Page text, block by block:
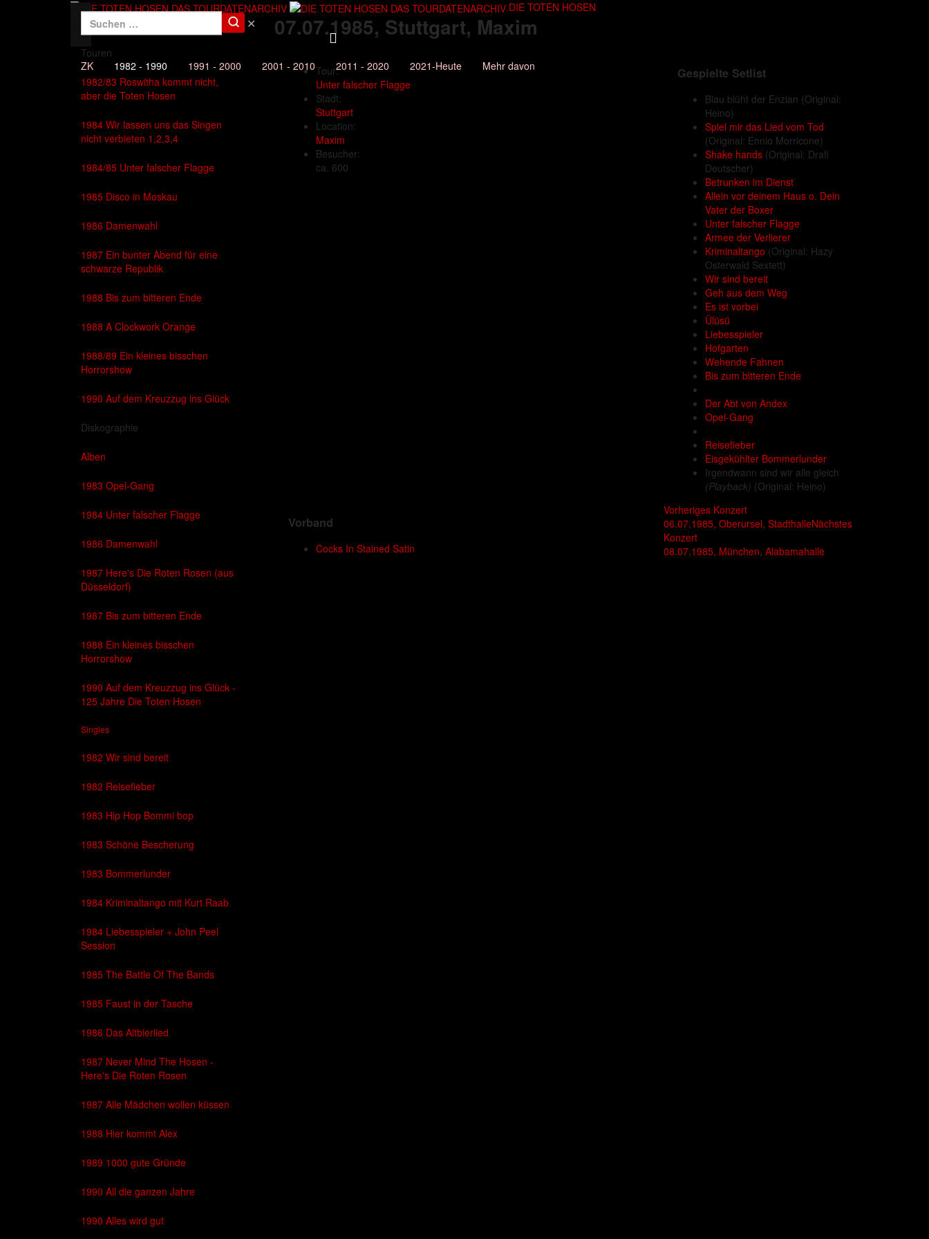
DIE TOTEN HOSEN
DAS TOURDATENARCHIV
✕
ZK 1982 - 1990 1991 - 2000 2001 - 2010 2011 - 2020 2021-Heute Mehr davon
07.07.1985, Stuttgart, Maxim
Tour:
Unter falscher Flagge
Stadt:
Stuttgart
Location:
Maxim
Besucher:
ca. 600
Gespielte Setlist
Blau blüht der Enzian (Original:
Heino)
Spiel mir das Lied vom Tod
(Original: Ennio Morricone)
Shake hands (Original: Drafi
Deutscher)
Betrunken im Dienst
Allein vor deinem Haus o. Dein
Vater der Boxer
Unter falscher Flagge
Armee der Verlierer
Kriminaltango (Original: Hazy
Osterwald Sextett)
Wir sind bereit
Geh aus dem Weg
Es ist vorbei
Ülüsü
Liebesspieler
Hofgarten
Wehende Fahnen
Bis zum bitteren Ende
Der Abt von Andex
Opel-Gang
Reisefieber
Eisgekühlter Bommerlunder
Irgendwann sind wir alle gleich
(Playback) (Original: Heino)
Vorband
Cocks In Stained Satin
Vorheriges Konzert
06.07.1985, Oberursel, StadthalleNächstes
Konzert
08.07.1985, München, Alabamahalle
Die Toten Hosen - 1982-1990
Touren
1982/83 Roswitha kommt nicht,
aber die Toten Hosen
1984 Wir lassen uns das Singen
nicht verbieten 1,2,3,4
1984/85 Unter falscher Flagge
1985 Disco in Moskau
1986 Damenwahl
1987 Ein bunter Abend für eine
schwarze Republik
1988 Bis zum bitteren Ende
1988 A Clockwork Orange
1988/89 Ein kleines bisschen
Horrorshow
1990 Auf dem Kreuzzug ins Glück
Diskographie
Alben
1983 Opel-Gang
1984 Unter falscher Flagge
1986 Damenwahl
1987 Here's Die Roten Rosen (aus
Düsseldorf)
1987 Bis zum bitteren Ende
1988 Ein kleines bisschen
Horrorshow
1990 Auf dem Kreuzzug ins Glück -
125 Jahre Die Toten Hosen
Singles
1982 Wir sind bereit
1982 Reisefieber
1983 Hip Hop Bommi bop
1983 Schöne Bescherung
1983 Bommerlunder
1984 Kriminaltango mit Kurt Raab
1984 Liebesspieler + John Peel
Session
1985 The Battle Of The Bands
1985 Faust in der Tasche
1986 Das Altbierlied
1987 Never Mind The Hosen -
Here's Die Roten Rosen
1987 Alle Mädchen wollen küssen
1988 Hier kommt Alex
1989 1000 gute Gründe
1990 All die ganzen Jahre
1990 Alles wird gut